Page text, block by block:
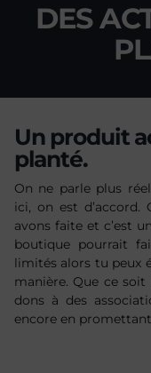
DES
Un produit
planté.
On ne parle plus
ici, on est d’accord.
avons faite et c’est
boutique pourrait
limités alors tu peux
manière. Que ce
dons à des
encore en